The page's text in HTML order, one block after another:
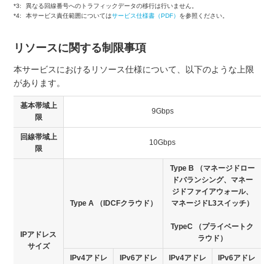
*3:
異なる回線番号へのトラフィックデータの移行は行いません。
*4:
本サービス責任範囲についてはサービス仕様書（PDF） を参照ください。
リソースに関する制限事項
本サービスにおけるリソース仕様について、以下のような上限
があります。
基本帯域上
限
9Gbps
回線帯域上
限
10Gbps
IPアドレス
サイズ
Type A （IDCFクラウド）
Type B （マネージドロー
ドバランシング、マネー
ジドファイアウォール、
マネージドL3スイッチ）
TypeC （プライベートク
ラウド）
IPv4アドレ
IPv6アドレ
IPv4アドレ
IPv6アドレ